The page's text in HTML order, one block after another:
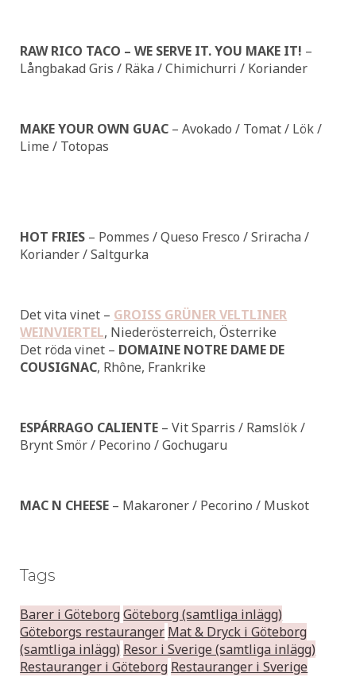
RAW RICO TACO – WE SERVE IT. YOU MAKE IT! –
Långbakad Gris / Räka / Chimichurri / Koriander
MAKE YOUR OWN GUAC – Avokado / Tomat / Lök /
Lime / Totopas
HOT FRIES – Pommes / Queso Fresco / Sriracha /
Koriander / Saltgurka
Det vita vinet – GROISS GRÜNER VELTLINER
WEINVIERTEL, Niederösterreich, Österrike
Det röda vinet – DOMAINE NOTRE DAME DE
COUSIGNAC, Rhône, Frankrike
ESPÁRRAGO CALIENTE – Vit Sparris / Ramslök /
Brynt Smör / Pecorino / Gochugaru
MAC N CHEESE – Makaroner / Pecorino / Muskot
Tags
Barer i Göteborg Göteborg (samtliga inlägg)
Göteborgs restauranger Mat & Dryck i Göteborg
(samtliga inlägg) Resor i Sverige (samtliga inlägg)
Restauranger i Göteborg Restauranger i Sverige